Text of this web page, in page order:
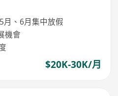
月、6月集中放假
機會
$20K-30K/月